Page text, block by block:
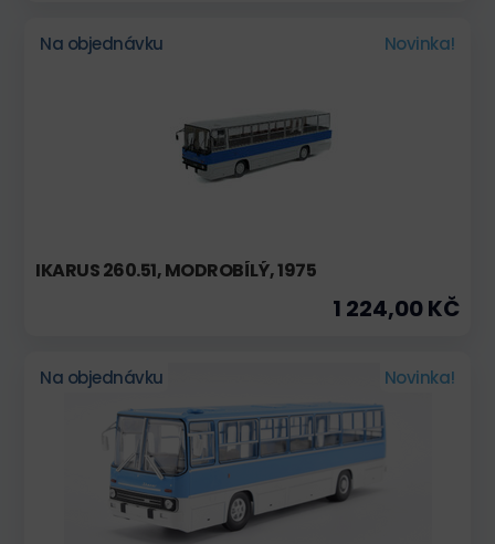
Na objednávku Novinka!
IKARUS 260.51, MODROBÍLÝ, 1975
1 224,00 KČ
Na objednávku Novinka!